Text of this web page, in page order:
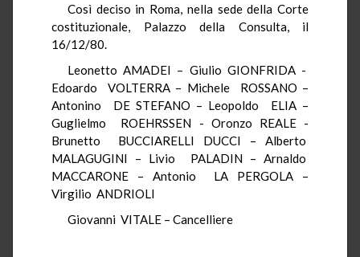
Così deciso in Roma, nella sede della Corte
costituzionale, Palazzo della Consulta, il
16/12/80.
Leonetto AMADEI – Giulio GIONFRIDA -
Edoardo VOLTERRA – Michele ROSSANO –
Antonino DE STEFANO – Leopoldo ELIA –
Guglielmo ROEHRSSEN - Oronzo REALE -
Brunetto BUCCIARELLI DUCCI – Alberto
MALAGUGINI – Livio PALADIN – Arnaldo
MACCARONE – Antonio LA PERGOLA –
Virgilio ANDRIOLI
Giovanni VITALE – Cancelliere